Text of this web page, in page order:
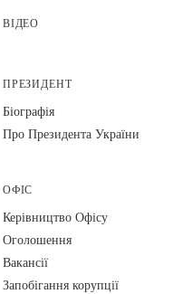
ВІДЕО
ПРЕЗИДЕНТ
Біографія
Про Президента України
ОФІС
Керівництво Офісу
Оголошення
Вакансії
Запобігання корупції